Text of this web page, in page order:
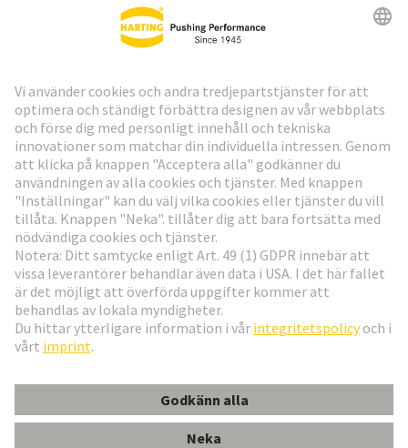
HARTING:s nyhetsbrev
Gå till registrering
Social Media
Sverige
© Teknologi-koncernen HARTING